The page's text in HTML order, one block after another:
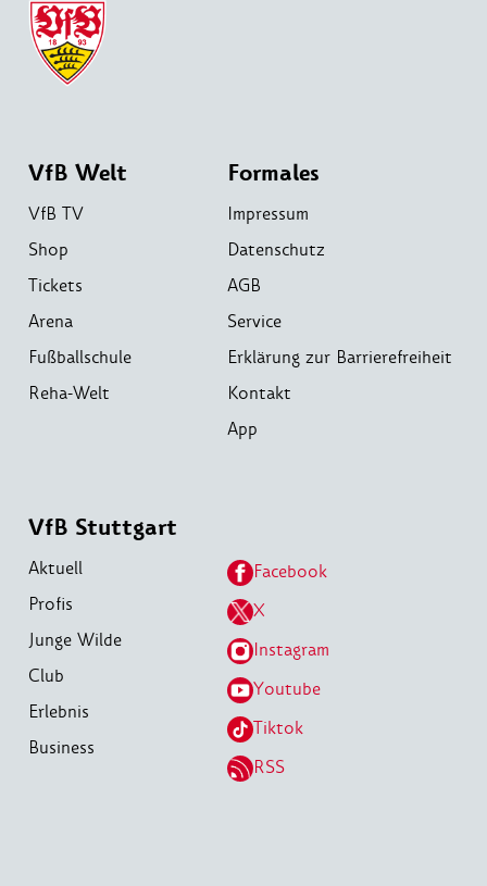
VfB Welt
VfB TV
Shop
Tickets
Arena
Fußballschule
Reha-Welt
Formales
Impressum
Datenschutz
AGB
Service
Erklärung zur Barrierefreiheit
Kontakt
App
VfB Stuttgart
Aktuell
Profis
Junge Wilde
Club
Erlebnis
Business
Facebook
X
Instagram
Youtube
Tiktok
RSS